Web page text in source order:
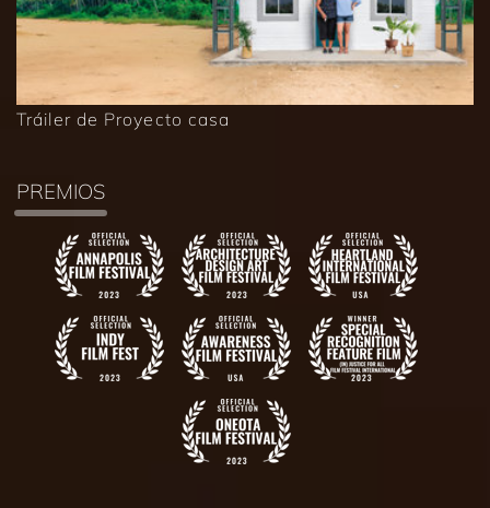
Tráiler de Proyecto casa
PREMIOS